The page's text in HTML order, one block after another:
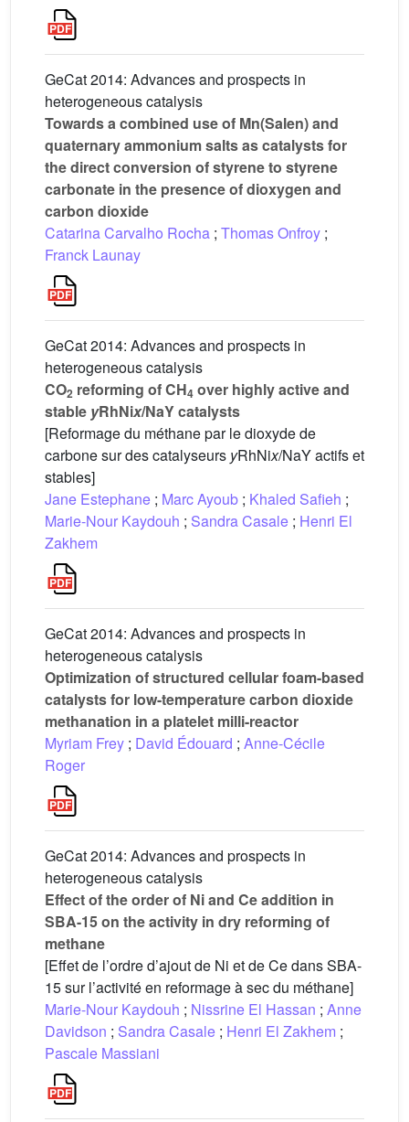
GeCat 2014: Advances and prospects in
heterogeneous catalysis
Towards a combined use of Mn(Salen) and
quaternary ammonium salts as catalysts for
the direct conversion of styrene to styrene
carbonate in the presence of dioxygen and
carbon dioxide
Catarina Carvalho Rocha ; Thomas Onfroy ;
Franck Launay
GeCat 2014: Advances and prospects in
heterogeneous catalysis
CO2 reforming of CH4 over highly active and
stable yRhNix/NaY catalysts
[Reformage du méthane par le dioxyde de
carbone sur des catalyseurs yRhNix/NaY actifs et
stables]
Jane Estephane ; Marc Ayoub ; Khaled Safieh ;
Marie-Nour Kaydouh ; Sandra Casale ; Henri El
Zakhem
GeCat 2014: Advances and prospects in
heterogeneous catalysis
Optimization of structured cellular foam-based
catalysts for low-temperature carbon dioxide
methanation in a platelet milli-reactor
Myriam Frey ; David Édouard ; Anne-Cécile
Roger
GeCat 2014: Advances and prospects in
heterogeneous catalysis
Effect of the order of Ni and Ce addition in
SBA-15 on the activity in dry reforming of
methane
[Effet de l’ordre d’ajout de Ni et de Ce dans SBA-
15 sur l’activité en reformage à sec du méthane]
Marie-Nour Kaydouh ; Nissrine El Hassan ; Anne
Davidson ; Sandra Casale ; Henri El Zakhem ;
Pascale Massiani